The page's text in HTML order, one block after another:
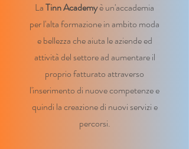
LaTinn Academyè un'accademia
per l'alta formazione in ambito moda
e bellezza che aiuta le aziende ed
attività del settore ad aumentare il
proprio fatturato attraverso
l'inserimento di nuove competenze e
quindi la creazione di nuovi servizi e
percorsi.